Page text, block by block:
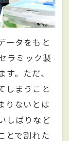
ータをもと
ラミック製
。ただ、
しまうこと
りないとは
しばりなど
とで割れた